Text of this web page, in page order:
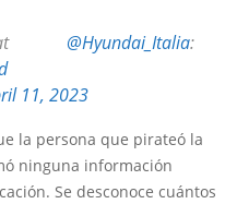
at @Hyundai_Italia:
11, 2023
la persona que pirateó la
ninguna información
Se desconoce cuántos